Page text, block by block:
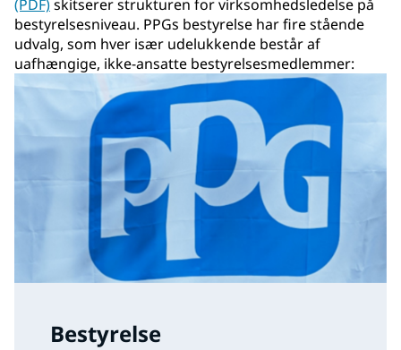
(PDF)skitserer strukturen for virksomhedsledelse på
bestyrelsesniveau. PPGs bestyrelse har fire stående
udvalg, som hver især udelukkende består af
uafhængige, ikke-ansatte bestyrelsesmedlemmer:
Bestyrelse